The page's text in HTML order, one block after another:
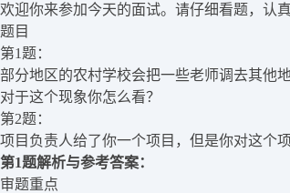
欢迎你来参加今天的面试。请仔细看题，认
题目
第1题：
部分地区的农村学校会把一些老师调去其他
对于这个现象你怎么看？
第2题：
项目负责人给了你一个项目，但是你对这个
第1题解析与参考答案：
审题重点